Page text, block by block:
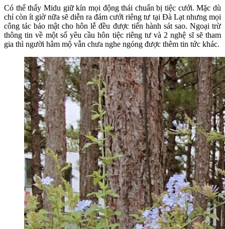
Có thể thấy Midu giữ kín mọi động thái chuẩn bị tiệc cưới. Mặc dù
chỉ còn ít giờ nữa sẽ diễn ra đám cưới riêng tư tại Đà Lạt nhưng mọi
công tác bảo mật cho hôn lễ đều được tiến hành sát sao. Ngoại trừ
thông tin về một số yêu cầu hôn tiệc riêng tư và 2 nghệ sĩ sẽ tham
gia thì người hâm mộ vẫn chưa nghe ngóng được thêm tin tức khác.